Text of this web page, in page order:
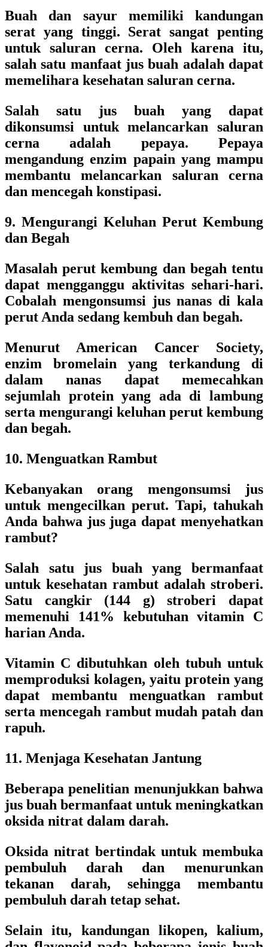
Buah dan sayur memiliki kandungan
serat yang tinggi. Serat sangat penting
untuk saluran cerna. Oleh karena itu,
salah satu manfaat jus buah adalah dapat
memelihara kesehatan saluran cerna.
Salah satu jus buah yang dapat
dikonsumsi untuk melancarkan saluran
cerna adalah pepaya. Pepaya
mengandung enzim papain yang mampu
membantu melancarkan saluran cerna
dan mencegah konstipasi.
9. Mengurangi Keluhan Perut Kembung
dan Begah
Masalah perut kembung dan begah tentu
dapat mengganggu aktivitas sehari-hari.
Cobalah mengonsumsi jus nanas di kala
perut Anda sedang kembuh dan begah.
Menurut American Cancer Society,
enzim bromelain yang terkandung di
dalam nanas dapat memecahkan
sejumlah protein yang ada di lambung
serta mengurangi keluhan perut kembung
dan begah.
10. Menguatkan Rambut
Kebanyakan orang mengonsumsi jus
untuk mengecilkan perut. Tapi, tahukah
Anda bahwa jus juga dapat menyehatkan
rambut?
Salah satu jus buah yang bermanfaat
untuk kesehatan rambut adalah stroberi.
Satu cangkir (144 g) stroberi dapat
memenuhi 141% kebutuhan vitamin C
harian Anda.
Vitamin C dibutuhkan oleh tubuh untuk
memproduksi kolagen, yaitu protein yang
dapat membantu menguatkan rambut
serta mencegah rambut mudah patah dan
rapuh.
11. Menjaga Kesehatan Jantung
Beberapa penelitian menunjukkan bahwa
jus buah bermanfaat untuk meningkatkan
oksida nitrat dalam darah.
Oksida nitrat bertindak untuk membuka
pembuluh darah dan menurunkan
tekanan darah, sehingga membantu
pembuluh darah tetap sehat.
Selain itu, kandungan likopen, kalium,